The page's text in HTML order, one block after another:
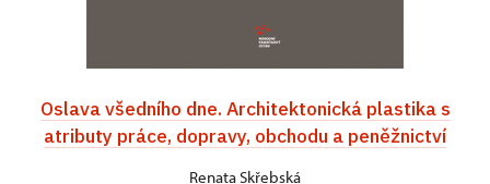
Oslava všedního dne. Architektonická plastika s
atributy práce, dopravy, obchodu a peněžnictví
Renata Skřebská